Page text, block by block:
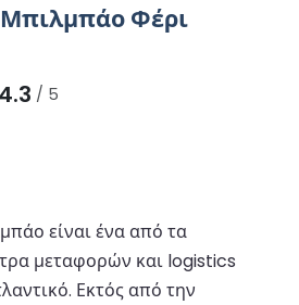
Φέρι
4.3 / 5
είναι ένα από τα
μεταφορών και logistics
Εκτός από την